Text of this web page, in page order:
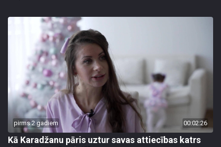
pirms 2 gadiem 00:02:26
Kā Karadžanu pāris uztur savas attiecības katrs